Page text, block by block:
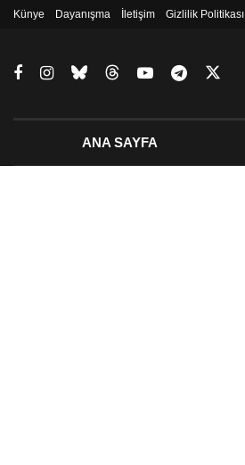
Künye Dayanışma İletişim Gizlilik Politikası
ANA SAYFA